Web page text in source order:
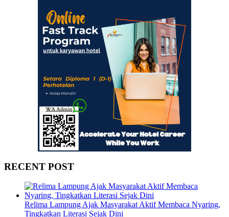
RECENT POST
Relima Lampung Ajak Masyarakat Aktif Membaca Nyaring,
Tingkatkan Literasi Sejak Dini